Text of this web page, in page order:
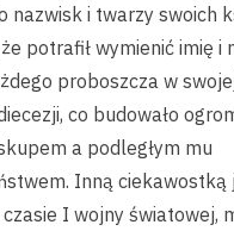
nazwisk i twarzy swoich
potrafił wymienić imię i
proboszcza w
co budowało
a podległym mu
Inną ciekawostką
I wojny światowej,